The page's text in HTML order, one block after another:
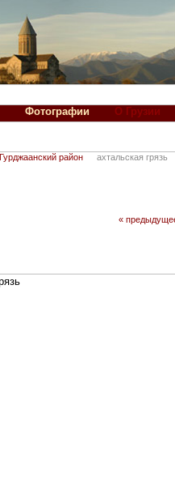
Фотографии О Грузии
Гурджаанский район ахтальская грязь
«